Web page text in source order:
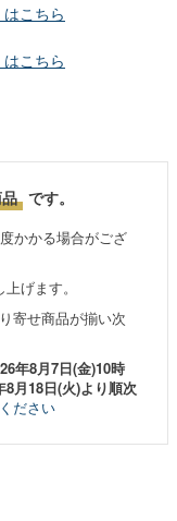
こちら
こちら
です。
かかる場合がござ
げます。
寄せ商品が揃い次
年8月7日(金)10時
8月18日(火)より順次
ださい